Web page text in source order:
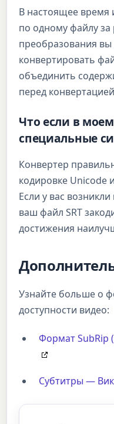
В настоящее время
по одному файлу за
преобразования
конвертировать
объединить
перед
Что если в
специальные
Конвертер
кодировке Unicode
Если у вас
ваш файл SRT
достижения
Узнайте больше о
доступности видео:
Формат SubRip
Субтитры —